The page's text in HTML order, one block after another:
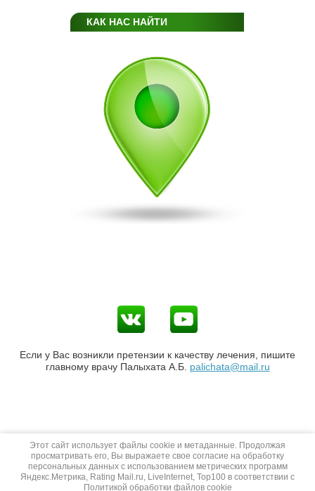
КАК НАС НАЙТИ
Если у Вас возникли претензии к качеству лечения, пишите
главному врачу Палыхата А.Б. palichata@mail.ru
Этот сайт использует файлы cookie и метаданные. Продолжая
просматривать его, Вы выражаете свое согласие на обработку
персональных данных с использованием метрических программ
Яндекс.Метрика, Rating Mail.ru, LiveInternet, Top100 в соответствии с
Политикой обработки файлов cookie